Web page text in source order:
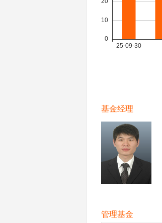
基金经理
管理基金